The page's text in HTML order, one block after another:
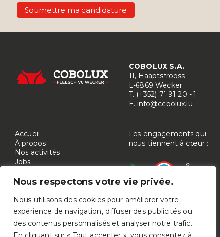
Nous respectons votre vie privée.
Nous utilisons des cookies pour améliorer votre
expérience de navigation, diffuser des publicités ou
des contenus personnalisés et analyser notre trafic.
En cliquant sur « Tout accepter », vous consentez à
COBOLUX S.A.
11, Haaptstrooss
L-6869 Wecker
T. (+352) 71 91 20 - 1
E. info@cobolux.lu
Accueil
À propos
Nos activités
Jobs
Les engagements qui
nous tiennent à cœur :